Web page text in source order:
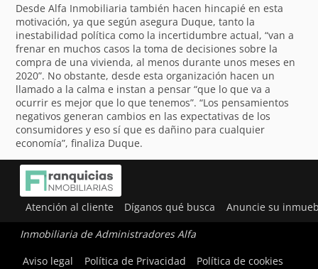
Desde Alfa Inmobiliaria también hacen hincapié en esta
motivación, ya que según asegura Duque, tanto la
inestabilidad política como la incertidumbre actual, “van a
frenar en muchos casos la toma de decisiones sobre la
compra de una vivienda, al menos durante unos meses en
2020”. No obstante, desde esta organización hacen un
llamado a la calma e instan a pensar “que lo que va a
ocurrir es mejor que lo que tenemos”. “Los pensamientos
negativos generan cambios en las expectativas de los
consumidores y eso sí que es dañino para cualquier
economía”, finaliza Duque.
Atención al cliente Díganos qué busca Anuncie su
Inmobiliaria de Administradores Alfa
Aviso legal
Política de Privacidad Política de cookies